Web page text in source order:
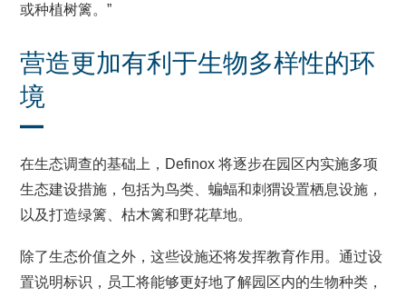
或种植树篱。”
营造更加有利于生物多样性的环
境
在生态调查的基础上，Definox 将逐步在园区内实施多项
生态建设措施，包括为鸟类、蝙蝠和刺猬设置栖息设施，
以及打造绿篱、枯木篱和野花草地。
除了生态价值之外，这些设施还将发挥教育作用。通过设
置说明标识，员工将能够更好地了解园区内的生物种类，